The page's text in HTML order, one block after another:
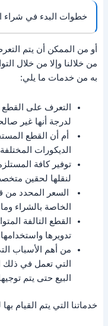
خطوات البدء في شراء
أو من الممكن أن يتم
من خلالنا وإلا من خلال
به من خدمات ما يلي:
التعرف على القطع
لدرجة أنها غير
أم أن القطع
الديكورات
توفير كافة
لنقلها لحقين
السعر المحدد من
الخاصة بالشراء
القطع التالفة
تدويرها
من أهم الأسباب
التي تعمل في
البيع حتى يتم
خدماتنا التي يتم القيام